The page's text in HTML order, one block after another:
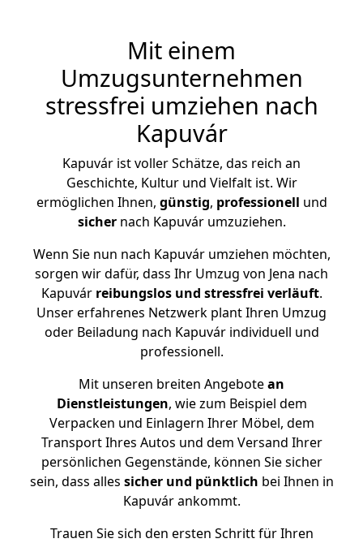
Mit einem
Umzugsunternehmen
stressfrei umziehen nach
Kapuvár
Kapuvár ist voller Schätze, das reich an
Geschichte, Kultur und Vielfalt ist. Wir
ermöglichen Ihnen, günstig, professionell und
sichernach Kapuvár umzuziehen.
Wenn Sie nun nach Kapuvár umziehen möchten,
sorgen wir dafür, dass Ihr Umzug von Jena nach
Kapuvár reibungslos und stressfrei verläuft.
Unser erfahrenes Netzwerk plant Ihren Umzug
oder Beiladung nach Kapuvár individuell und
professionell.
Mit unseren breiten Angebotean
Dienstleistungen, wie zum Beispiel dem
Verpacken und Einlagern Ihrer Möbel, dem
Transport Ihres Autos und dem Versand Ihrer
persönlichen Gegenstände, können Sie sicher
sein, dass alles sicher und pünktlich bei Ihnen in
Kapuvár ankommt.
Trauen Sie sich den ersten Schritt für Ihren